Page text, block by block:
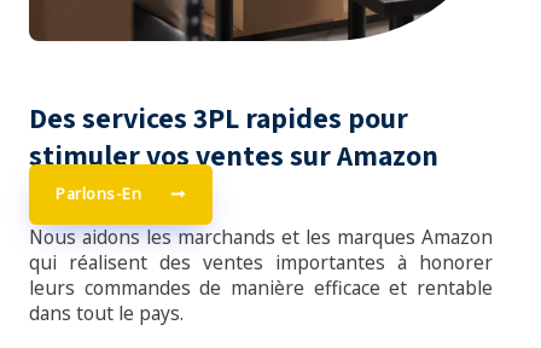
Des services 3PL rapides pour
stimuler vos ventes sur Amazon
Parlons-En
Nous aidons les marchands et les marques Amazon
qui réalisent des ventes importantes à honorer
leurs commandes de manière efficace et rentable
dans tout le pays.